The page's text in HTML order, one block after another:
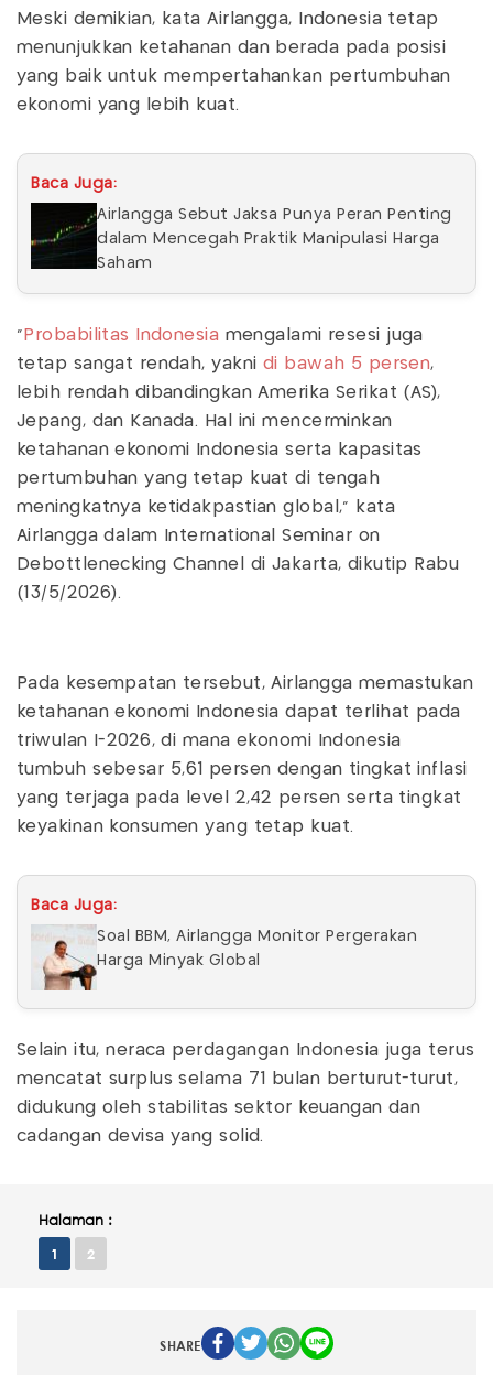
Meski demikian, kata Airlangga, Indonesia tetap
menunjukkan ketahanan dan berada pada posisi
yang baik untuk mempertahankan pertumbuhan
ekonomi yang lebih kuat.
Baca Juga:
Airlangga Sebut Jaksa Punya Peran Penting
dalam Mencegah Praktik Manipulasi Harga
Saham
“ Probabilitas Indonesia mengalami resesi juga
tetap sangat rendah, yakni di bawah 5 persen,
lebih rendah dibandingkan Amerika Serikat (AS),
Jepang, dan Kanada. Hal ini mencerminkan
ketahanan ekonomi Indonesia serta kapasitas
pertumbuhan yang tetap kuat di tengah
meningkatnya ketidakpastian global,” kata
Airlangga dalam International Seminar on
Debottlenecking Channel di Jakarta, dikutip Rabu
(13/5/2026).
Pada kesempatan tersebut, Airlangga memastukan
ketahanan ekonomi Indonesia dapat terlihat pada
triwulan I-2026, di mana ekonomi Indonesia
tumbuh sebesar 5,61 persen dengan tingkat inflasi
yang terjaga pada level 2,42 persen serta tingkat
keyakinan konsumen yang tetap kuat.
Baca Juga:
Soal BBM, Airlangga Monitor Pergerakan
Harga Minyak Global
Selain itu, neraca perdagangan Indonesia juga terus
mencatat surplus selama 71 bulan berturut-turut,
didukung oleh stabilitas sektor keuangan dan
cadangan devisa yang solid.
Halaman :
1 2
SHARE